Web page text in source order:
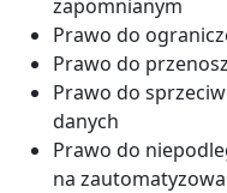
zapomnianym
Prawo do
Prawo do
Prawo do
danych
Prawo do
na